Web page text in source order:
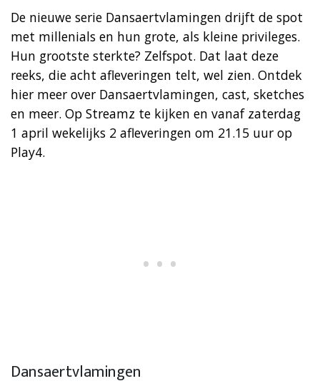
De nieuwe serie Dansaertvlamingen drijft de spot
met millenials en hun grote, als kleine privileges.
Hun grootste sterkte? Zelfspot. Dat laat deze
reeks, die acht afleveringen telt, wel zien. Ontdek
hier meer over Dansaertvlamingen, cast, sketches
en meer. Op Streamz te kijken en vanaf zaterdag
1 april wekelijks 2 afleveringen om 21.15 uur op
Play4.
Dansaertvlamingen